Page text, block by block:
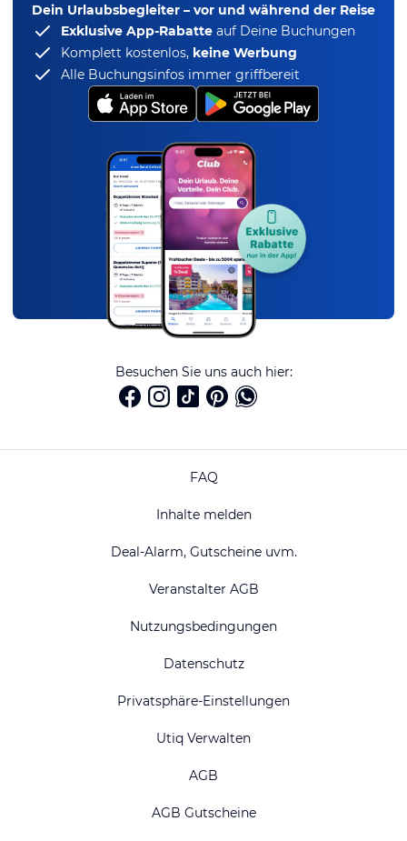
Dein Urlaubsbegleiter – vor und während der Reise
Exklusive App-Rabatte auf Deine Buchungen
Komplett kostenlos, keine Werbung
Alle Buchungsinfos immer griffbereit
Besuchen Sie uns auch hier:
FAQ
Inhalte melden
Deal-Alarm, Gutscheine uvm.
Veranstalter AGB
Nutzungsbedingungen
Datenschutz
Privatsphäre-Einstellungen
Utiq Verwalten
AGB
AGB Gutscheine